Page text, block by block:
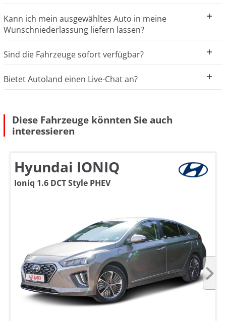
Kann ich mein ausgewähltes Auto in meine
Wunschniederlassung liefern lassen?
Sind die Fahrzeuge sofort verfügbar?
Bietet Autoland einen Live-Chat an?
Diese Fahrzeuge könnten Sie auch
interessieren
Hyundai IONIQ
Ioniq 1.6 DCT Style PHEV